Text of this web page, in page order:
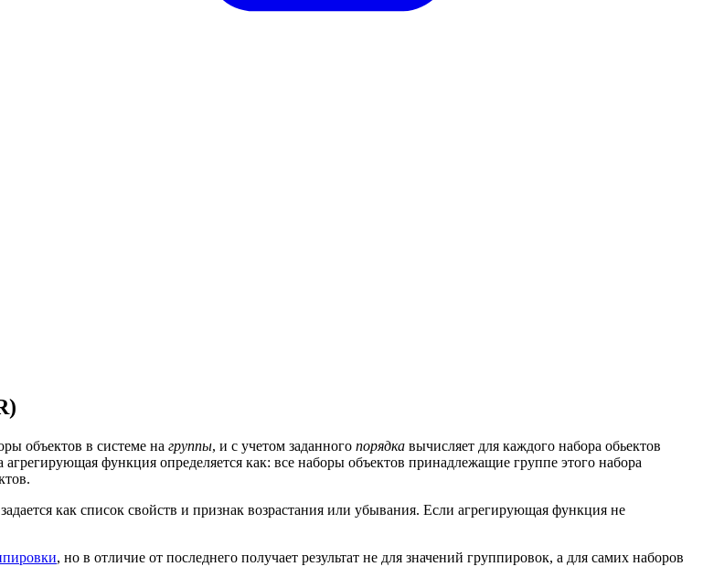
объектов в системе на группы, и с учетом заданного порядка вычисляет для каждого набора обьектов
функция определяется как: все наборы объектов принадлежащие группе этого набора
как список свойств и признак возрастания или убывания. Если агрегирующая функция не
, но в отличие от последнего получает результат не для значений группировок, а для самих наборов